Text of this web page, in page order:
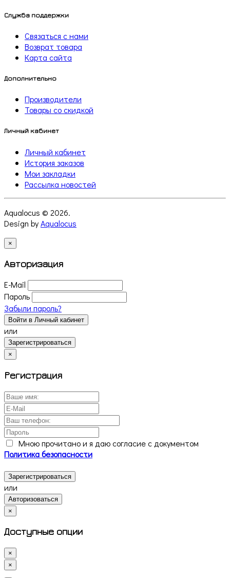
Служба поддержки
Связаться с нами
Возврат товара
Карта сайта
Дополнительно
Производители
Товары со скидкой
Личный кабинет
Личный кабинет
История заказов
Мои закладки
Рассылка новостей
Aqualocus © 2026.
Design byAqualocus
×
Авторизация
E-Mail
Пароль
Забыли пароль?
Войти в Личный кабинет
или
Зарегистрироваться
×
Регистрация
Мною прочитано и я даю согласие с документом
Политика безопасности
Зарегистрироваться
или
Авторизоваться
×
Доступные опции
×
×